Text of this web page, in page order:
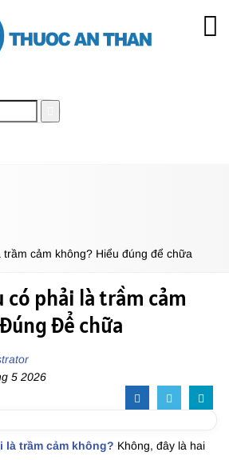
trầm cảm không? Hiểu đúng để chữa
có phải là trầm cảm
để chữa
5 2026
là trầm cảm không? Không, đây là hai